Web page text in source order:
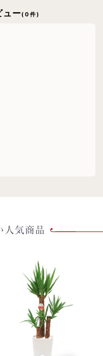
ュー(0件)
人気商品